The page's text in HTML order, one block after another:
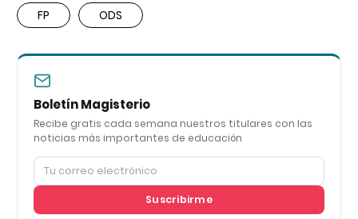
FP ODS
Boletín Magisterio
Recibe gratis cada semana nuestros titulares con las
noticias más importantes de educación
Suscribirme